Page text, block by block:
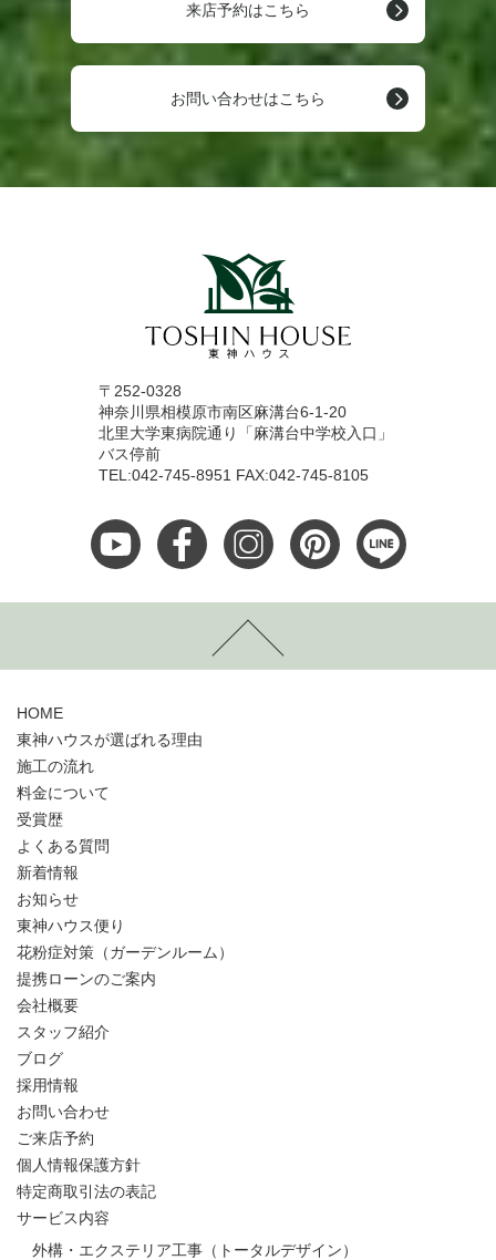
来店予約はこちら
お問い合わせはこちら
〒252-0328
神奈川県相模原市南区麻溝台6-1-20
北里大学東病院通り「麻溝台中学校入口」
バス停前
TEL:042-745-8951 FAX:042-745-8105
HOME
東神ハウスが選ばれる理由
施工の流れ
料金について
受賞歴
よくある質問
新着情報
お知らせ
東神ハウス便り
花粉症対策（ガーデンルーム）
提携ローンのご案内
会社概要
スタッフ紹介
ブログ
採用情報
お問い合わせ
ご来店予約
個人情報保護方針
特定商取引法の表記
サービス内容
外構・エクステリア工事（トータルデザイン）